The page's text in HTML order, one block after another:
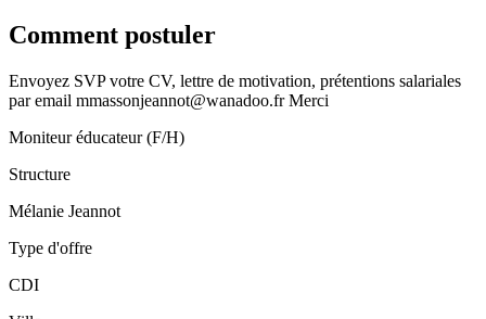
Comment postuler
Envoyez SVP votre CV, lettre de motivation, prétentions salariales
par email mmassonjeannot@wanadoo.fr Merci
Moniteur éducateur (F/H)
Structure
Mélanie Jeannot
Type d'offre
CDI